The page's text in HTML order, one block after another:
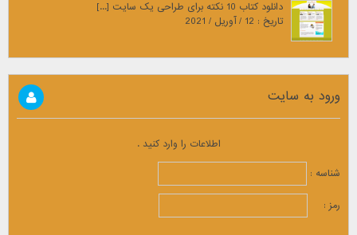
دانلود کتاب 10 نکته برای طراحی یک سایت [...]
تاریخ : 12 / آوریل / 2021
ورود به سایت
اطلاعات را وارد کنید .
شناسه :
رمز :